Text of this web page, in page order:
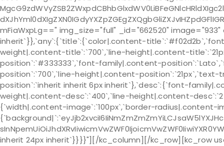
mFiaWxpLg==" img_size="full" _id="662520"
inherit`}},`any`:{`title`:{`color|.content-
weight|.content-title`:`700`,`line-height|.content-
position`:`#333333`,`font-family|.content-
position`:`700`,`line-height|.content-
position`:`inherit inherit 6px inherit`},`desc`:{`font-
weight|.content-desc`:`400`,`line-height|.content-
{`width|.content-image`:`100px`,`border-radius|.content-
inherit 24px inherit`}}}}"][/kc_column][/kc_row][kc_row